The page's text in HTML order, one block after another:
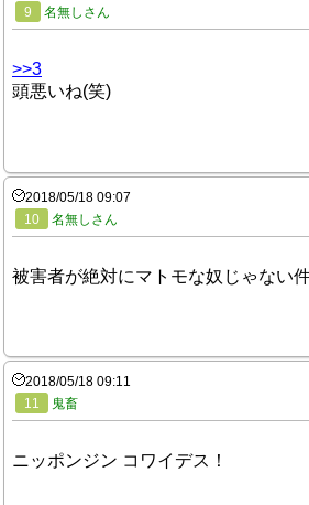
9
名無しさん
>>3
頭悪いね(笑)
2018/05/18 09:07
10
名無しさん
被害者が絶対にマトモな奴じゃない
2018/05/18 09:11
11
鬼畜
ニッポンジン コワイデス！